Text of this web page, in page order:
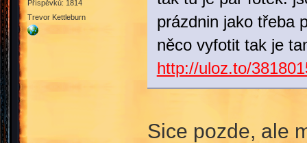
Příspěvků: 1814
Trevor Kettleburn
prázdnin jako třeba
něco vyfotit tak je
http://uloz.to/
Sice pozde, ale